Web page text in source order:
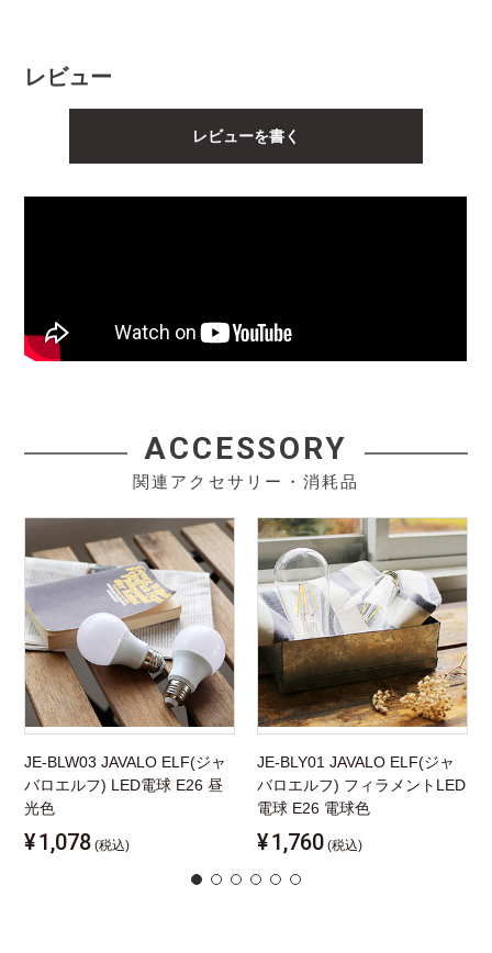
レビュー
レビューを書く
ACCESSORY
関連アクセサリー・消耗品
JE-BLW03 JAVALO ELF(ジャ
バロエルフ) LED電球 E26 昼
光色
¥1,078 (税込)
JE-BLY01 JAVALO ELF(ジャ
バロエルフ) フィラメントLED
電球 E26 電球色
¥1,760 (税込)